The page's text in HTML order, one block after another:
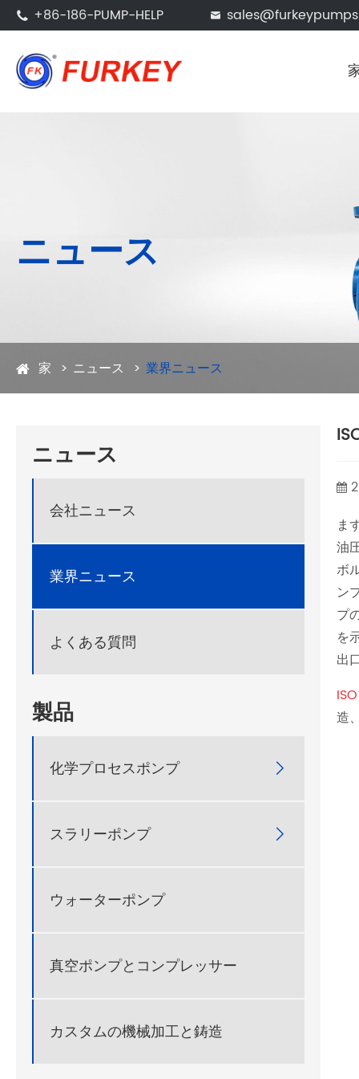
 +86-186-PUMP-HELP 
ニュース
家 ニュース 業界ニュース
ニュース
会社ニュース
業界ニュース
よくある質問
製品
化学プロセスポンプ 
スラリーポンプ 
ウォーターポンプ
真空ポンプとコンプレッサー
カスタムの機械加工と鋳造
ま
油
ボ
ン
プ
を
出
造